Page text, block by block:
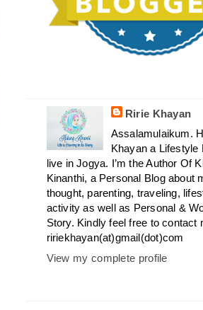
Ririe Khayan
Assalamulaikum.
Khayan a Lifestyle
live in Jogya. I’m the Author Of
Kinanthi, a Personal Blog about
thought, parenting, traveling,
activity as well as Personal &
Story. Kindly feel free to contact
ririekhayan(at)gmail(dot)com
View my complete profile